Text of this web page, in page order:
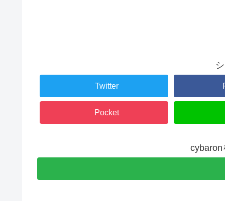
Twitter
Pocket
cybaron